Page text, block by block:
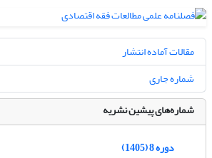
مقالات آماده انتشار
شماره جاری
شماره‌های پیشین نشریه
دوره 8 (1405)